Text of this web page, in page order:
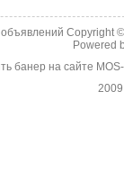
Copyright
Powered
банер на сайте